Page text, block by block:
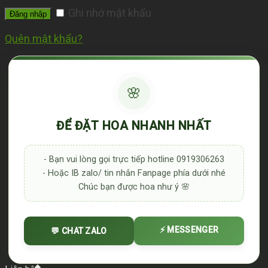
Đăng nhập Ghi nhớ mật khẩu
Quên mật khẩu?
🌸
ĐỂ ĐẶT HOA NHANH NHẤT
- Bạn vui lòng gọi trực tiếp hotline 0919306263
- Hoặc IB zalo/ tin nhắn Fanpage phía dưới nhé
Chúc bạn được hoa như ý 🌸
💬 CHAT ZALO ⚡ MESSENGER